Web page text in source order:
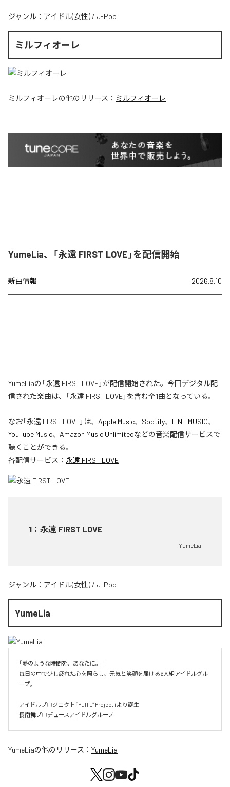
ジャンル： アイドル(女性) / J-Pop
ミルフィオーレ
ミルフィオーレの他のリリース： ミルフィオーレ
YumeLia、「永遠 FIRST LOVE」を配信開始
新曲情報 2026.8.10
YumeLiaの「永遠 FIRST LOVE」が配信開始された。今回デジタル配
信された楽曲は、「永遠 FIRST LOVE」を含む全1曲となっている。
なお「永遠 FIRST LOVE」は、 Apple Music、 Spotify、 LINE MUSIC、
YouTube Music、 Amazon Music Unlimitedなどの音楽配信サービスで
聴くことができる。
各配信サービス： 永遠 FIRST LOVE
1 ： 永遠 FIRST LOVE
YumeLia
ジャンル： アイドル(女性) / J-Pop
YumeLia
「夢のような時間を、あなたに。」
毎日の中で少し疲れた心を照らし、元気と笑顔を届ける6人組アイドルグル
ープ。
アイドルプロジェクト「Puff'L³ Project」より誕生
長南舞プロデュースアイドルグループ
YumeLiaの他のリリース： YumeLia